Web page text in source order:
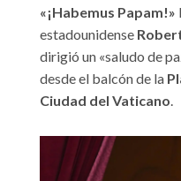
«¡Habemus Papam!»
estadounidense
dirigió un «saludo de
desde el balcón de la
Ciudad del Vaticano.